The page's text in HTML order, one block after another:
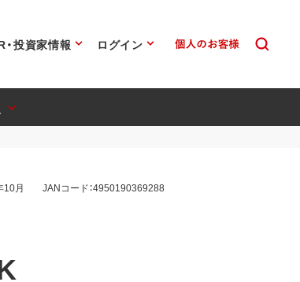
・投資家情報 ログイン
10月 JANコード：4950190369288